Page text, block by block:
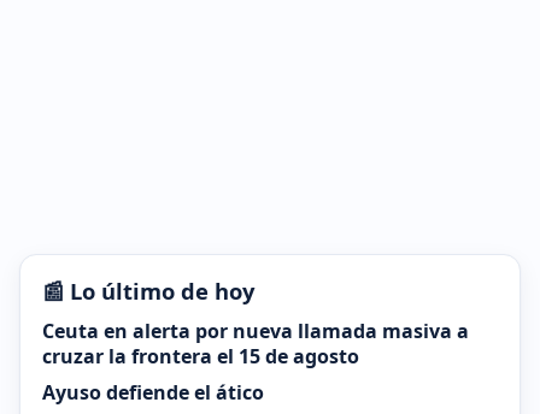
📰 Lo último de hoy
Ceuta en alerta por nueva llamada masiva a
cruzar la frontera el 15 de agosto
Ayuso defiende el ático